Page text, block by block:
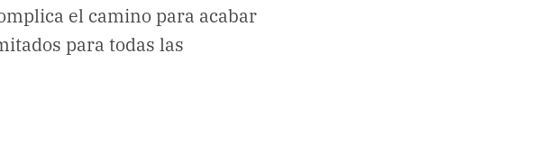
el camino para acabar
para todas las